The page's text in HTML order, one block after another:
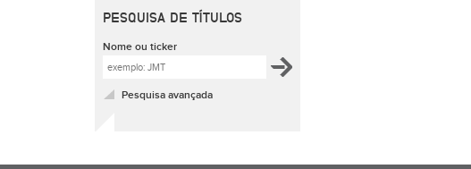
PESQUISA DE TÍTULOS
Nome ou ticker
Pesquisa avançada